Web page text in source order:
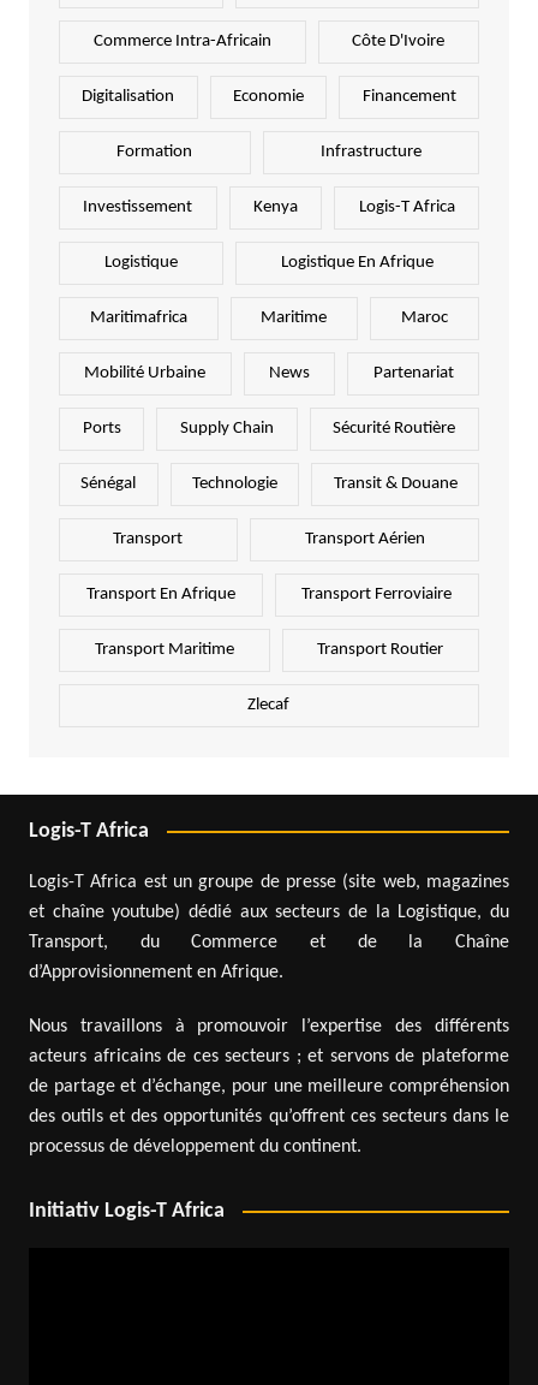
Commerce Intra-Africain Côte D'Ivoire
Digitalisation Economie Financement
Formation Infrastructure
Investissement Kenya Logis-T Africa
Logistique Logistique En Afrique
Maritimafrica Maritime Maroc
Mobilité Urbaine News Partenariat
Ports Supply Chain Sécurité Routière
Sénégal Technologie Transit & Douane
Transport Transport Aérien
Transport En Afrique Transport Ferroviaire
Transport Maritime Transport Routier
Zlecaf
Logis-T Africa
Logis-T Africa est un groupe de presse (site web, magazines
et chaîne youtube) dédié aux secteurs de la Logistique, du
Transport, du Commerce et de la Chaîne
d’Approvisionnement en Afrique.
Nous travaillons à promouvoir l’expertise des différents
acteurs africains de ces secteurs ; et servons de plateforme
de partage et d’échange, pour une meilleure compréhension
des outils et des opportunités qu’offrent ces secteurs dans le
processus de développement du continent.
Initiativ Logis-T Africa